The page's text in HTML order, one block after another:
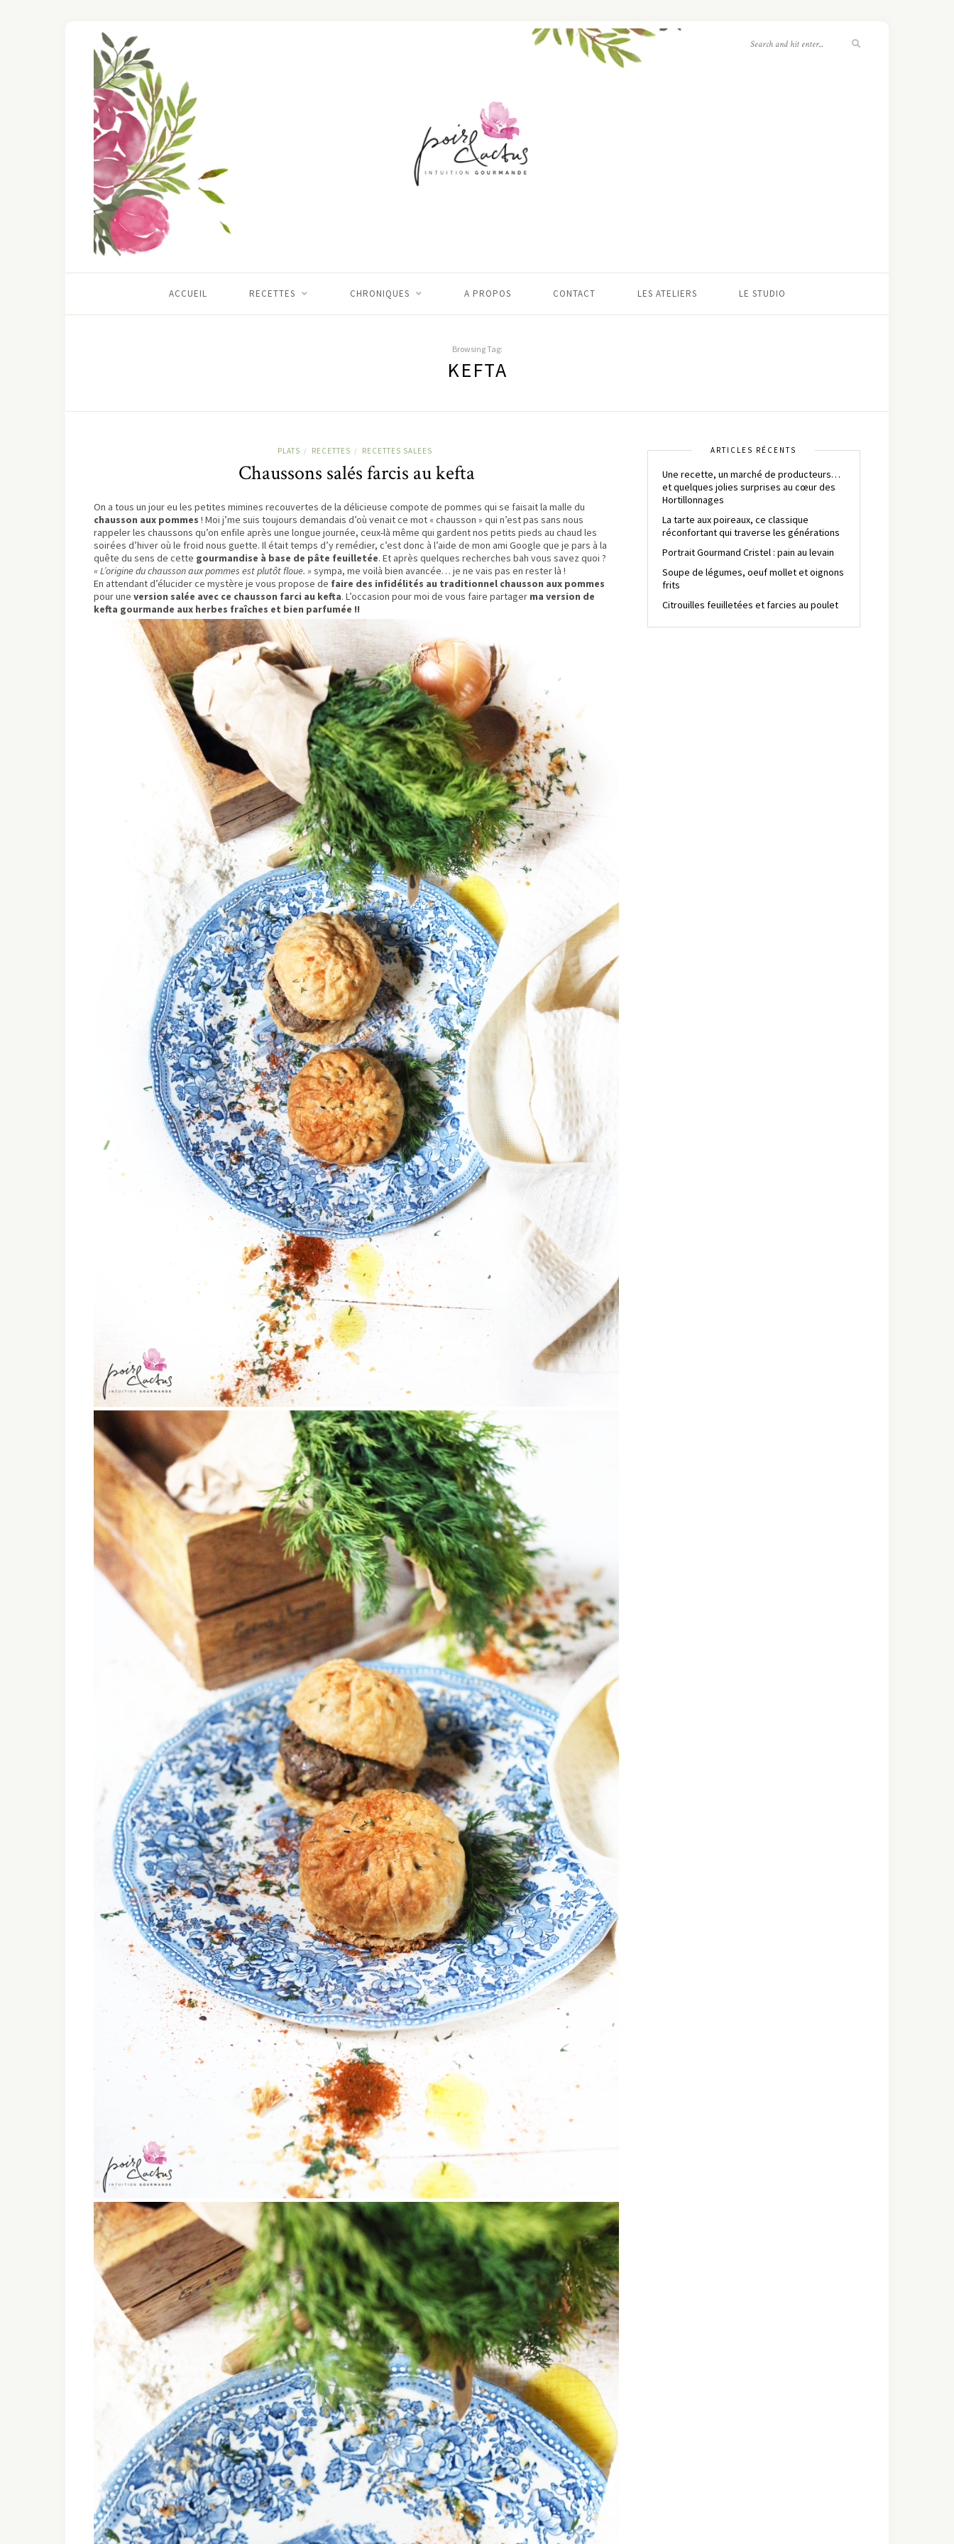
ACCUEIL RECETTES CHRONIQUES A PROPOS CONTACT LES ATELIERS LE STUDIO
Browsing Tag:
KEFTA
PLATS / RECETTES / RECETTES SALEES
Chaussons salés farcis au kefta
On a tous un jour eu les petites mimines recouvertes de la délicieuse compote de pommes qui se faisait la malle du
chausson aux pommes ! Moi j’me suis toujours demandais d’où venait ce mot « chausson » qui n’est pas sans nous
rappeler les chaussons qu’on enfile après une longue journée, ceux-là même qui gardent nos petits pieds au chaud les
soirées d’hiver où le froid nous guette. Il était temps d’y remédier, c’est donc à l’aide de mon ami Google que je pars à la
quête du sens de cette gourmandise à base de pâte feuilletée. Et après quelques recherches bah vous savez quoi ?
« L’origine du chausson aux pommes est plutôt floue. »sympa, me voilà bien avancée… je ne vais pas en rester là !
En attendant d’élucider ce mystère je vous propose de faire des infidélités au traditionnel chausson aux pommes
pour une version salée avec ce chausson farci au kefta. L’occasion pour moi de vous faire partager ma version de
kefta gourmande aux herbes fraîches et bien parfumée !!
ARTICLES RÉCENTS
Une recette, un marché de producteurs…
et quelques jolies surprises au cœur des
Hortillonnages
La tarte aux poireaux, ce classique
réconfortant qui traverse les générations
Portrait Gourmand Cristel : pain au levain
Soupe de légumes, oeuf mollet et oignons
frits
Citrouilles feuilletées et farcies au poulet